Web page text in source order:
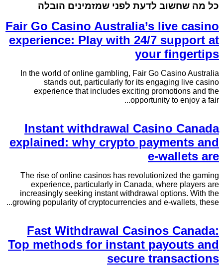
כל מה שחשוב לדעת לפני שמזמינים הובלה
Fair Go Casino Australia’s live casino
experience: Play with 24/7 support at
your fingertips
In the world of online gambling, Fair Go Casino Australia
stands out, particularly for its engaging live casino
experience that includes exciting promotions and the
opportunity to enjoy a fair...
Instant withdrawal Casino Canada
explained: why crypto payments and
e-wallets are
The rise of online casinos has revolutionized the gaming
experience, particularly in Canada, where players are
increasingly seeking instant withdrawal options. With the
growing popularity of cryptocurrencies and e-wallets, these...
Fast Withdrawal Casinos Canada:
Top methods for instant payouts and
secure transactions